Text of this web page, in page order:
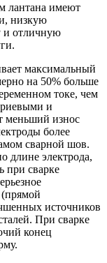
лантана имеют
низкую
и отличную
максимальный
на 50% больше
токе, чем
и
меньший износ
более
сварной шов.
длине электрода,
при сварке
источников
При сварке
конец